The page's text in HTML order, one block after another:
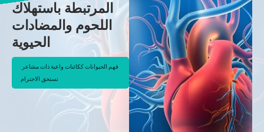
المرتبطة باستهلاك
اللحوم والمضادات
الحيوية
تستحق الاحترام